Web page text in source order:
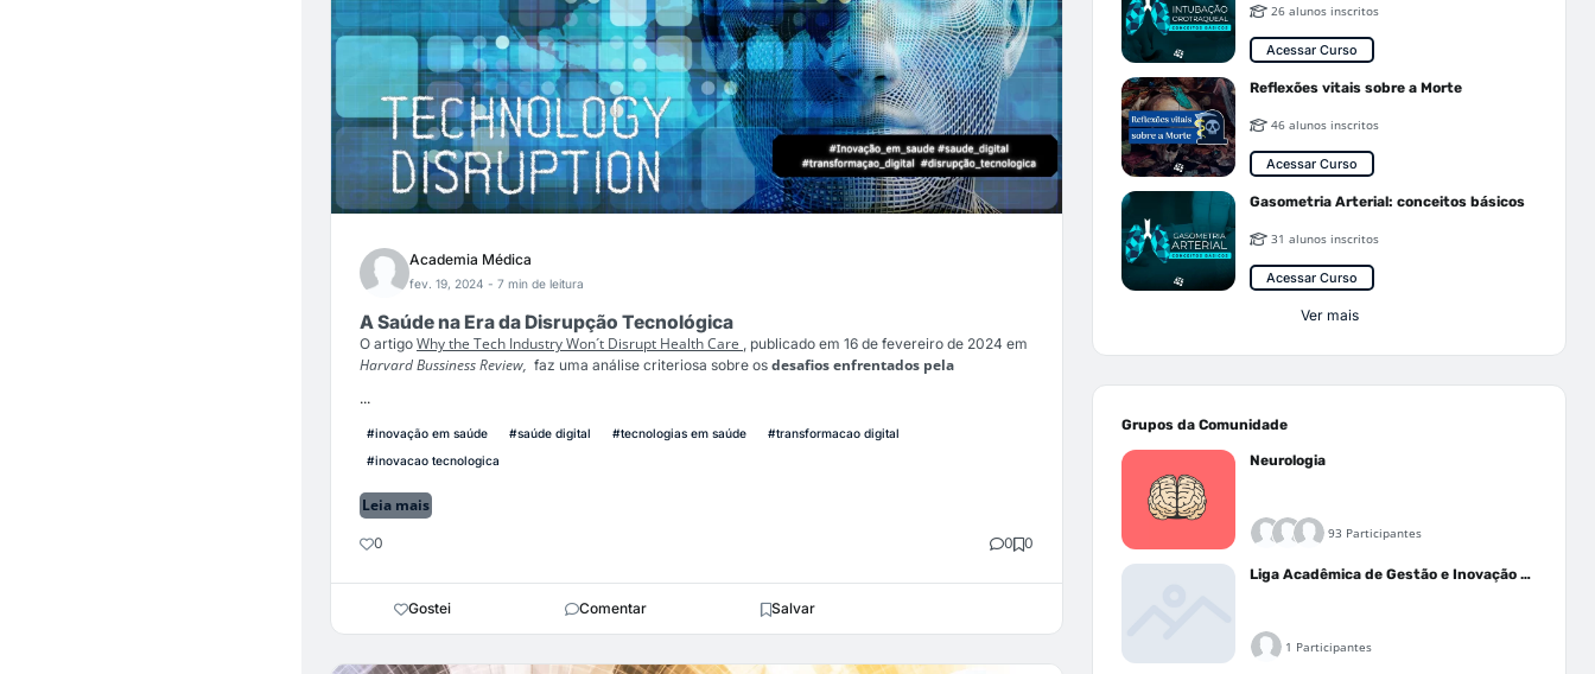
Academia Médica
fev. 19, 2024 - 7 min de leitura
A Saúde na Era da Disrupção Tecnológica
O artigo Why the Tech Industry Won´t Disrupt Health Care , publicado em 16 de fevereiro de 2024 em
Harvard Bussiness Review, faz uma análise criteriosa sobre os desafios enfrentados pela
...
#inovação em saúde #saúde digital #tecnologias em saúde
#transformacao digital
#inovacao tecnologica
Leia mais
0 0 0
Gostei Comentar Salvar
26 alunos inscritos
Acessar Curso
Reflexões vitais sobre a Morte
46 alunos inscritos
Acessar Curso
Gasometria Arterial: conceitos básicos
31 alunos inscritos
Acessar Curso
Ver mais
Grupos da Comunidade
Neurologia
93 Participantes
Liga Acadêmica de Gestão e Inovação Médica - LAGIM
1 Participantes